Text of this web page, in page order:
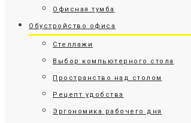
Офисная тумба
Обустройство офиса
Стеллажи
Выбор компьютерного стола
Пространство над столом
Рецепт удобства
Эргономика рабочего дня